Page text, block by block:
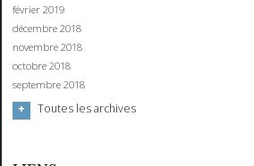
février 2019
décembre 2018
novembre 2018
octobre 2018
septembre 2018
Toutes les archives